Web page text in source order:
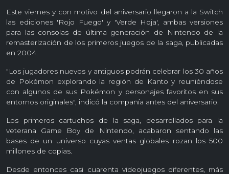
Este viernes y con motivo del aniversario llegaron a la Switch
las ediciones 'Rojo Fuego' y 'Verde Hoja', ambas versiones
para las consolas de última generación de Nintendo de la
remasterización de los primeros juegos de la saga, publicadas
en 2004.
"Los jugadores nuevos y antiguos podrán celebrar los 30 años
de Pokémon explorando la región de Kanto y reuniéndose
con algunos de sus Pokémon y personajes favoritos en sus
entornos originales", indicó la compañía antes del aniversario.
Los primeros cartuchos de la saga, desarrollados para la
veterana Game Boy de Nintendo, acabaron sentando las
bases de un universo cuyas ventas globales rozan los 500
millones de copias.
Desde entonces casi cuarenta videojuegos diferentes, más